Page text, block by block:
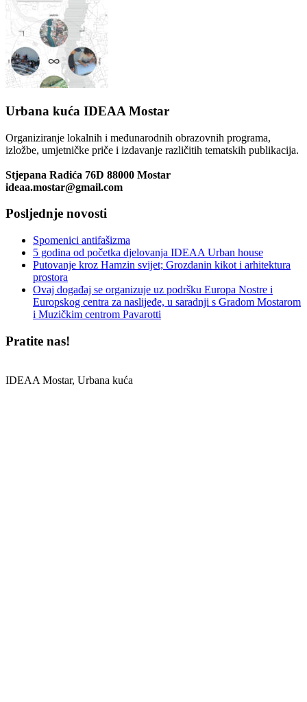
Urbana kuća IDEAA Mostar
Organiziranje lokalnih i međunarodnih obrazovnih programa,
izložbe, umjetničke priče i izdavanje različitih tematskih publikacija.
Stjepana Radića 76D 88000 Mostar
ideaa.mostar@gmail.com
Posljednje novosti
Spomenici antifašizma
5 godina od početka djelovanja IDEAA Urban house
Putovanje kroz Hamzin svijet; Grozdanin kikot i arhitektura
prostora
Ovaj događaj se organizuje uz podršku Europa Nostre i
Europskog centra za naslijeđe, u saradnji s Gradom Mostarom
i Muzičkim centrom Pavarotti
Pratite nas!
IDEAA Mostar, Urbana kuća